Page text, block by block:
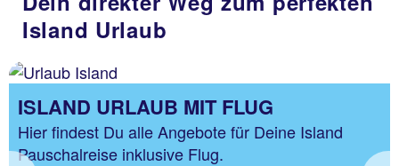
Island Urlaub
ISLAND URLAUB MIT FLUG
Hier findest Du alle Angebote für Deine Island
Pauschalreise inklusive Flug.